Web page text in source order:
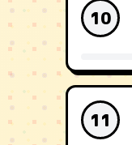
10
11